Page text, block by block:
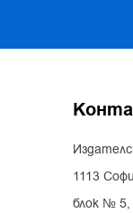
1113
блок № 5,